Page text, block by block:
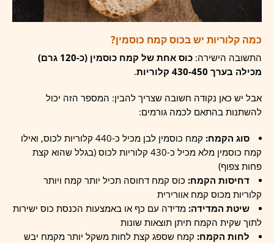
כמה קלוריות יש בכוס קמח כוסמין?
התשובה הישירה:
כוס אחת של קמח כוסמין (כ-120 גרם)
מכילה בערך 430-450 קלוריות
.
אבל יש כאן נקודה חשובה שצריך להבין: המספר הזה יכול
להשתנות בהתאם לכמה גורמים:
סוג הקמח:
קמח כוסמין לבן מכיל כ-440 קלוריות לכוס, ואילו
קמח כוסמין מלא מכיל כ-430 קלוריות לכוס (בגלל שהוא קצת
פחות צפוף)
דחיסות הקמח: כוס קמח דחוסה תכיל יותר קמח ויותר
קלוריות מכוס קמח אוורירית
שיטת המדידה: מדידה עם כף או באמצעות הכנסת כוס ישירות
לתוך שקית הקמח תיתן תוצאות שונות
לחות הקמח: קמח שספג קצת לחות משקל יותר מקמח יבש